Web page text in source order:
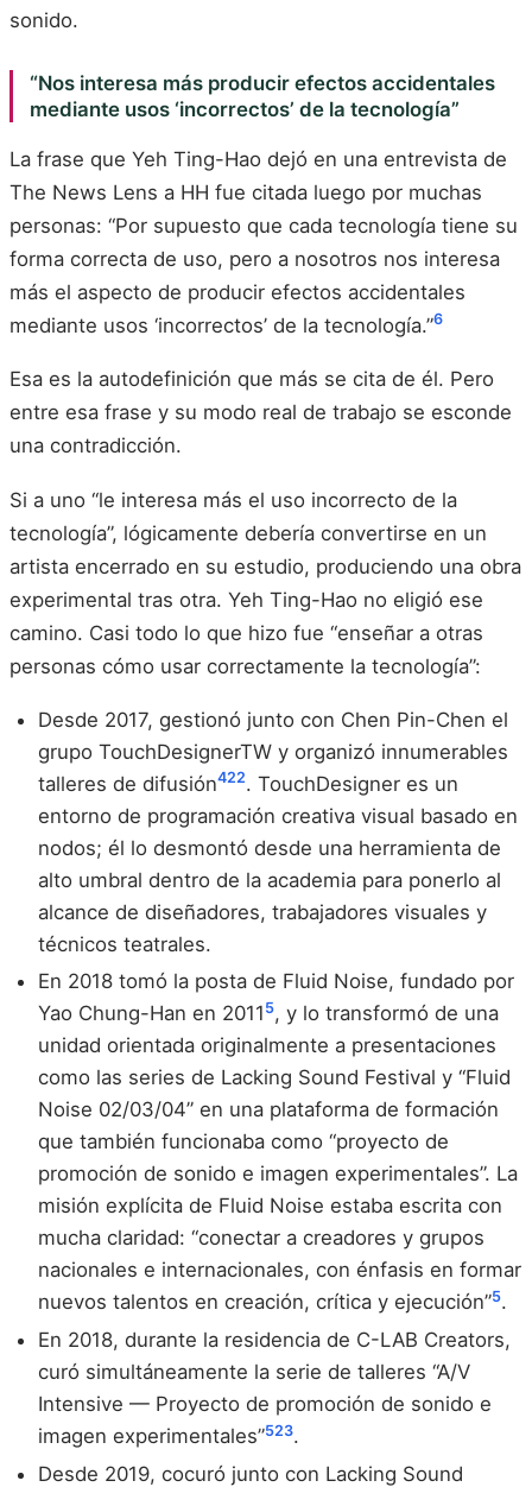
sonido.
“Nos interesa más producir efectos accidentales
mediante usos ‘incorrectos’ de la tecnología”
La frase que Yeh Ting-Hao dejó en una entrevista de
The News Lens a HH fue citada luego por muchas
personas: “Por supuesto que cada tecnología tiene su
forma correcta de uso, pero a nosotros nos interesa
más el aspecto de producir efectos accidentales
mediante usos ‘incorrectos’ de la tecnología.”6
Esa es la autodefinición que más se cita de él. Pero
entre esa frase y su modo real de trabajo se esconde
una contradicción.
Si a uno “le interesa más el uso incorrecto de la
tecnología”, lógicamente debería convertirse en un
artista encerrado en su estudio, produciendo una obra
experimental tras otra. Yeh Ting-Hao no eligió ese
camino. Casi todo lo que hizo fue “enseñar a otras
personas cómo usar correctamente la tecnología”:
Desde 2017, gestionó junto con Chen Pin-Chen el
grupo TouchDesignerTW y organizó innumerables
talleres de difusión422. TouchDesigner es un
entorno de programación creativa visual basado en
nodos; él lo desmontó desde una herramienta de
alto umbral dentro de la academia para ponerlo al
alcance de diseñadores, trabajadores visuales y
técnicos teatrales.
En 2018 tomó la posta de Fluid Noise, fundado por
Yao Chung-Han en 2011 5, y lo transformó de una
unidad orientada originalmente a presentaciones
como las series de Lacking Sound Festival y “Fluid
Noise 02/03/04” en una plataforma de formación
que también funcionaba como “proyecto de
promoción de sonido e imagen experimentales”. La
misión explícita de Fluid Noise estaba escrita con
mucha claridad: “conectar a creadores y grupos
nacionales e internacionales, con énfasis en formar
nuevos talentos en creación, crítica y ejecución”5.
En 2018, durante la residencia de C-LAB Creators,
curó simultáneamente la serie de talleres “A/V
Intensive — Proyecto de promoción de sonido e
imagen experimentales”523.
Desde 2019, cocuró junto con Lacking Sound